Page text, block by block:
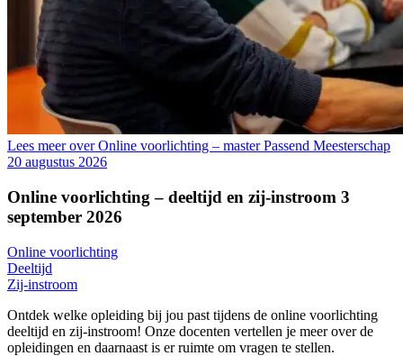
Lees meer over Online voorlichting – master Passend Meesterschap
20 augustus 2026
Online voorlichting – deeltijd en zij-instroom 3
september 2026
Online voorlichting
Deeltijd
Zij-instroom
Ontdek welke opleiding bij jou past tijdens de online voorlichting
deeltijd en zij-instroom! Onze docenten vertellen je meer over de
opleidingen en daarnaast is er ruimte om vragen te stellen.